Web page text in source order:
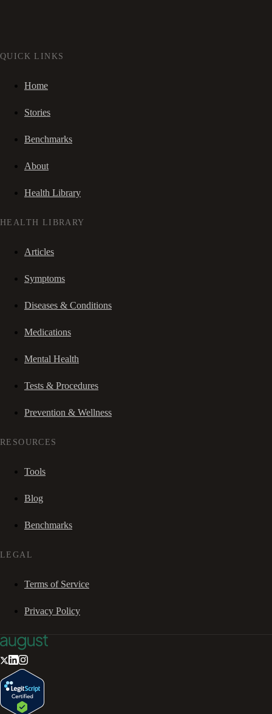
QUICK LINKS
Home
Stories
Benchmarks
About
Health Library
HEALTH LIBRARY
Articles
Symptoms
Diseases & Conditions
Medications
Mental Health
Tests & Procedures
Prevention & Wellness
RESOURCES
Tools
Blog
Benchmarks
LEGAL
Terms of Service
Privacy Policy